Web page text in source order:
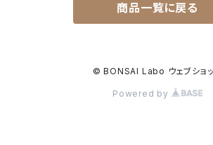
商品一覧に戻る
© BONSAI Labo ウェブショ
Powered by